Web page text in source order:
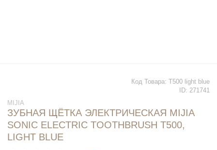
Код Товара: T500 light blue
ID: 271741
MIJIA
ЗУБНАЯ ЩЁТКА ЭЛЕКТРИЧЕСКАЯ MIJIA
SONIC ELECTRIC TOOTHBRUSH T500,
LIGHT BLUE